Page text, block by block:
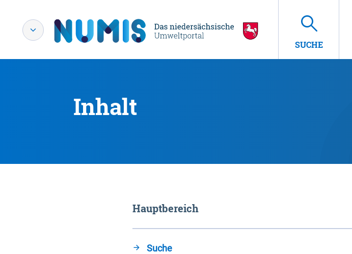
SUCHE
Inhalt
Hauptbereich
Suche